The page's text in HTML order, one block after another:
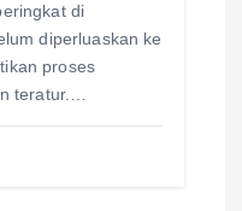
di
diperluaskan ke
proses
teratur.…